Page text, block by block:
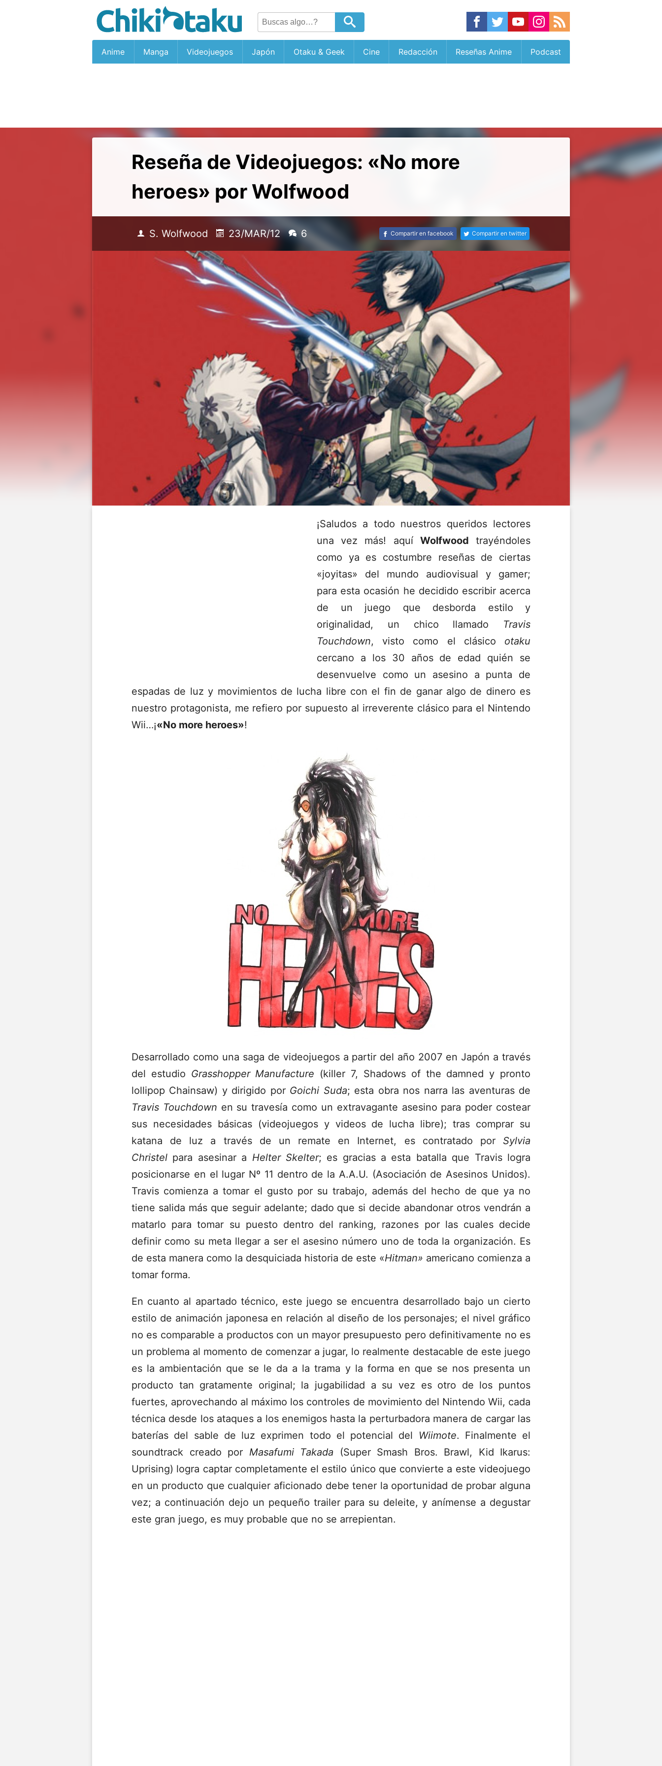
Anime Manga Videojuegos Japón Otaku & Geek Cine Redacción Reseñas Anime Podcast
Reseña de Videojuegos: «No more
heroes» por Wolfwood
S. Wolfwood 23/MAR/12 6 Compartir en facebook Compartir en twitter
¡Saludos a todo nuestros queridos lectores
una vez más! aquí Wolfwood trayéndoles
como ya es costumbre reseñas de ciertas
«joyitas» del mundo audiovisual y gamer;
para esta ocasión he decidido escribir acerca
de un juego que desborda estilo y
originalidad, un chico llamado Travis
Touchdown, visto como el clásico otaku
cercano a los 30 años de edad quién se
desenvuelve como un asesino a punta de
espadas de luz y movimientos de lucha libre con el fin de ganar algo de dinero es
nuestro protagonista, me refiero por supuesto al irreverente clásico para el Nintendo
Wii…¡«No more heroes»!
Desarrollado como una saga de videojuegos a partir del año 2007 en Japón a través
del estudio Grasshopper Manufacture (killer 7, Shadows of the damned y pronto
lollipop Chainsaw) y dirigido por Goichi Suda; esta obra nos narra las aventuras de
Travis Touchdown en su travesía como un extravagante asesino para poder costear
sus necesidades básicas (videojuegos y videos de lucha libre); tras comprar su
katana de luz a través de un remate en Internet, es contratado por Sylvia
Christel para asesinar a Helter Skelter; es gracias a esta batalla que Travis logra
posicionarse en el lugar Nº 11 dentro de la A.A.U. (Asociación de Asesinos Unidos).
Travis comienza a tomar el gusto por su trabajo, además del hecho de que ya no
tiene salida más que seguir adelante; dado que si decide abandonar otros vendrán a
matarlo para tomar su puesto dentro del ranking, razones por las cuales decide
definir como su meta llegar a ser el asesino número uno de toda la organización. Es
de esta manera como la desquiciada historia de este «Hitman» americano comienza a
tomar forma.
En cuanto al apartado técnico, este juego se encuentra desarrollado bajo un cierto
estilo de animación japonesa en relación al diseño de los personajes; el nivel gráfico
no es comparable a productos con un mayor presupuesto pero definitivamente no es
un problema al momento de comenzar a jugar, lo realmente destacable de este juego
es la ambientación que se le da a la trama y la forma en que se nos presenta un
producto tan gratamente original; la jugabilidad a su vez es otro de los puntos
fuertes, aprovechando al máximo los controles de movimiento del Nintendo Wii, cada
técnica desde los ataques a los enemigos hasta la perturbadora manera de cargar las
baterías del sable de luz exprimen todo el potencial del
Wiimote. Finalmente el
soundtrack creado por Masafumi Takada (Super Smash Bros. Brawl, Kid Ikarus:
Uprising) logra captar completamente el estilo único que convierte a este videojuego
en un producto que cualquier aficionado debe tener la oportunidad de probar alguna
vez; a continuación dejo un pequeño trailer para su deleite, y anímense a degustar
este gran juego, es muy probable que no se arrepientan.